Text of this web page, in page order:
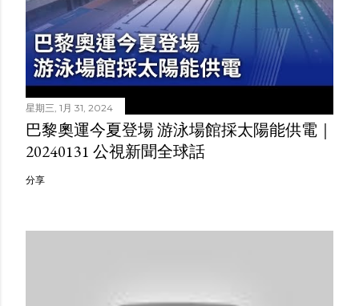
星期三, 1月 31, 2024
巴黎奧運今夏登場 游泳場館採太陽能供電｜
20240131 公視新聞全球話
分享